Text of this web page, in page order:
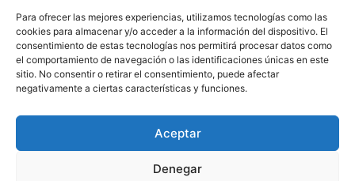
Para ofrecer las mejores experiencias, utilizamos tecnologías como las
cookies para almacenar y/o acceder a la información del dispositivo. El
consentimiento de estas tecnologías nos permitirá procesar datos como
el comportamiento de navegación o las identificaciones únicas en este
sitio. No consentir o retirar el consentimiento, puede afectar
negativamente a ciertas características y funciones.
Aceptar
Denegar
ABOUT US
Información Cultural de Málaga y otros de interés general
Contact us:musicamalaga55@gmail.com
FOLLOW US